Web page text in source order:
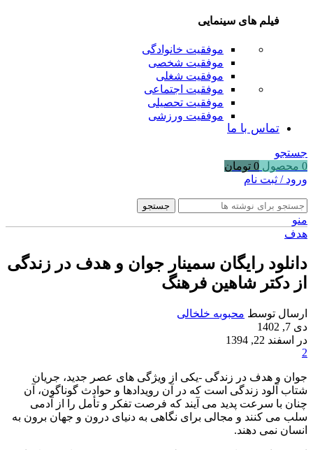
فیلم های سینمایی
موفقیت خانوادگی
موفقیت شخصی
موفقیت شغلی
موفقیت اجتماعی
موفقیت تحصیلی
موفقیت ورزشی
تماس با ما
جستجو
0 محصول 0 تومان
ورود / ثبت نام
جستجو
منو
هدف
دانلود رایگان سمینار جوان و هدف در زندگی
از دکتر شاهین فرهنگ
ارسال توسط محبوبه خلخالی
دی 7, 1402
در اسفند 22, 1394
2
جوان و هدف در زندگی -یکی از ویژگی های عصر جدید، جریان
شتاب آلود زندگی است که در آن رویدادها و حوادث گوناگون، آن
چنان با سرعت پدید می آیند که فرصت تفکر و تأمل را از آدمی
سلب می کنند و مجالی برای نگاهی به دنیای درون و جهان برون به
انسان نمی دهند.